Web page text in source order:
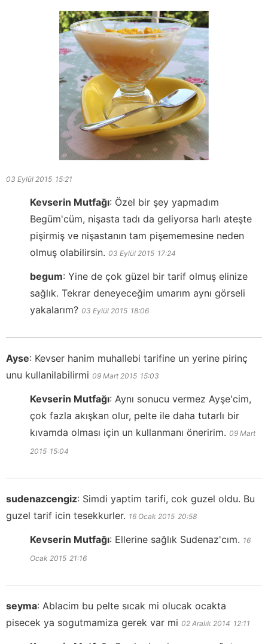
03 Eylül 2015 15:21
Kevserin Mutfağı: Özel bir şey yapmadım
Begüm'cüm, nişasta tadı da geliyorsa harlı ateşte
pişirmiş ve nişastanın tam pişememesine neden
olmuş olabilirsin. 03 Eylül 2015 17:24
begum: Yine de çok güzel bir tarif olmuş elinize
sağlık. Tekrar deneyeceğim umarım aynı görseli
yakalarım? 03 Eylül 2015 18:06
Ayse: Kevser hanim muhallebi tarifine un yerine pirinç
unu kullanilabilirmi 09 Mart 2015 15:03
Kevserin Mutfağı: Aynı sonucu vermez Ayşe'cim,
çok fazla akışkan olur, pelte ile daha tutarlı bir
kıvamda olması için un kullanmanı öneririm. 09 Mart
2015 15:04
sudenazcengiz: Simdi yaptim tarifi, cok guzel oldu. Bu
guzel tarif icin tesekkurler. 16 Ocak 2015 20:58
Kevserin Mutfağı: Ellerine sağlık Sudenaz'cım. 16
Ocak 2015 21:16
seyma: Ablacim bu pelte sıcak mi olucak ocakta
pisecek ya sogutmamiza gerek var mi 02 Aralık 2014 12:11